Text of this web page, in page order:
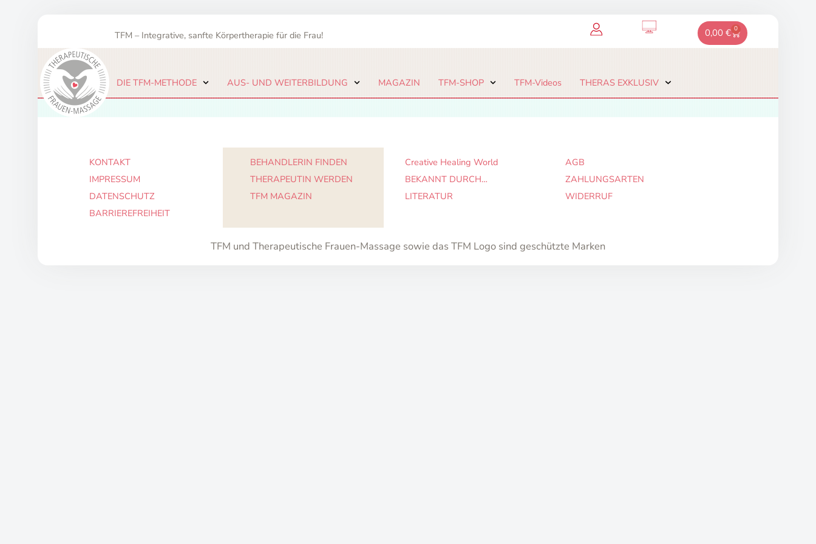
TFM – Integrative, sanfte Körpertherapie für die Frau! 0,00 € 0
Warenkorb
DIE TFM-METHODE AUS- UND WEITERBILDUNG MAGAZIN TFM-SHOP TFM-Videos THERAS EXKLUSIV
KONTAKT
IMPRESSUM
DATENSCHUTZ
BARRIEREFREIHEIT
BEHANDLERIN FINDEN
THERAPEUTIN WERDEN
TFM MAGAZIN
Creative Healing World
BEKANNT DURCH…
LITERATUR
AGB
ZAHLUNGSARTEN
WIDERRUF
TFM und Therapeutische Frauen-Massage sowie das TFM Logo sind geschützte Marken